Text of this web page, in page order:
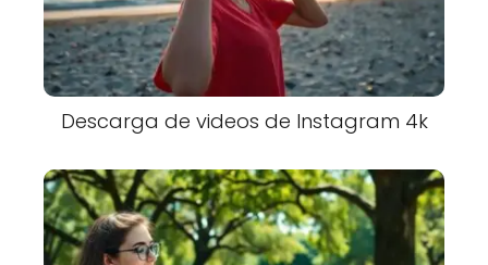
Descarga de videos de Instagram 4k